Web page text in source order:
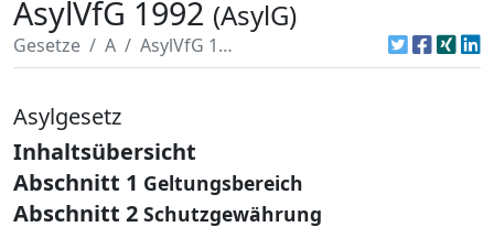
AsylVfG 1992 (AsylG)
Gesetze A AsylVfG 1992
Asylgesetz
Inhaltsübersicht
Abschnitt 1 Geltungsbereich
Abschnitt 2 Schutzgewährung